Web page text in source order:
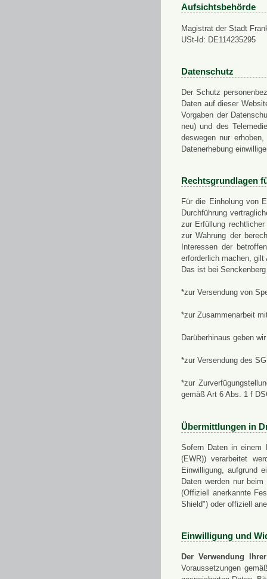
Aufsichtsbehörde
Magistrat der Stadt
USt-Id: DE114235295
Datenschutz
Der Schutz
Daten auf dieser
Vorgaben der
neu) und des
deswegen nur
Datenerhebung
Rechtsgrundlagen
Für die Einholung von
Durchführung
zur Erfüllung
zur Wahrung der
Interessen der
erforderlich machen,
Das ist bei
*zur Versendung von
*zur Zusammenarbeit
Darüberhinaus geben
*zur Versendung des
*zur
gemäß Art 6 Abs. 1 f
Übermittlungen in
Sofern Daten in einem
(EWR)) verarbeitet
Einwilligung, aufgrund
Daten werden nur
(Offiziell anerkannte
Shield") oder offiziell
Einwilligung und
Der Verwendung
Voraussetzungen